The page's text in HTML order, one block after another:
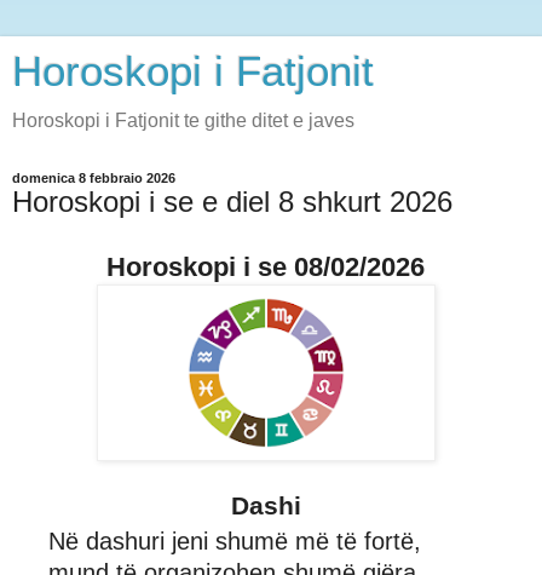
Horoskopi i Fatjonit
Horoskopi i Fatjonit te githe ditet e javes
domenica 8 febbraio 2026
Horoskopi i se e diel 8 shkurt 2026
Horoskopi i se 08/02/2026
Dashi
Në dashuri jeni shumë më të fortë,